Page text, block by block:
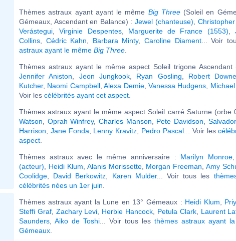
Thèmes astraux ayant ayant le même Big Three(Soleil en
Gémeaux, Ascendant en Balance) :Jewel (chanteuse)
Verástegui ,Virginie Despentes, Marguerite de France (1553)
Collins
Cédric Kahn Barbara Minty,Caroline Diament... Voir
astraux ayant le même Big Three
Thèmes astraux ayant le même aspect Soleil trigone Ascendant
Jennifer Aniston
Jeon Jungkook Ryan Gosling Robert
Kutcher, Naomi Campbell,Alexa Demie, Vanessa Hudgens
Voir les célébrités ayant cet aspect
Thèmes astraux ayant le même aspect Soleil carré Saturne (orbe
Watson
Oprah Winfrey,Charles Manson Pete Davidson
Harrison
Jane Fonda Lenny Kravitz Pedro Pascal... Voir les
aspect
Thèmes astraux avec le même anniversaire : Marilyn Monroe
(acteur)
Heidi Klum Alanis Morissette, Morgan Freeman ,Amy
Coolidge
David Berkowitz Karen Mulder... Voir tous les
célébrités nées un 1er juin
Thèmes astraux ayant la Lune en 13° Gémeaux : Heidi Klum
Steffi Graf, Zachary Levi Herbie Hancock Petula Clark, Laurent
Saunders
Aiko de Toshi ... Voir tous les thèmes astraux ayant
Gémeaux